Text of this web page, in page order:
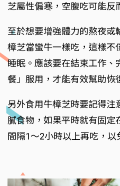
芝屬性偏寒，空腹吃可能反
至於想要增強體力的熬夜或
樟芝當蠻牛一樣吃，這樣不
睡眠。應該要在結束工作、
餐」服用，才能有效幫助恢
另外食用牛樟芝時要記得注
膩食物，如果平時就有固定
間隔1～2小時以上再吃，以